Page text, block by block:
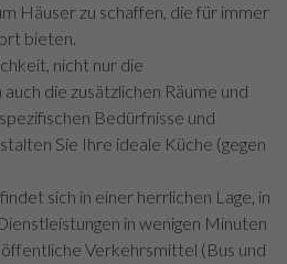
Häuser zu schaffen, die für immer
bieten.
nicht nur die
die zusätzlichen Räume und
Bedürfnisse und
Sie Ihre ideale Küche (gegen
sich in einer herrlichen Lage, in
in wenigen Minuten
Verkehrsmittel (Bus und